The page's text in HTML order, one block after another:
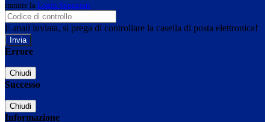
tramite la Login Spaggiari
E-mail inviata, si prega di controllare la casella di posta elettronica!
Errore
Chiudi
Successo
Chiudi
Informazione